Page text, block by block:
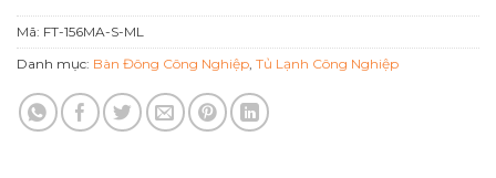
Mã: FT-156MA-S-ML
Danh mục: Bàn Đông Công Nghiệp Tủ Lạnh Công Nghiệp